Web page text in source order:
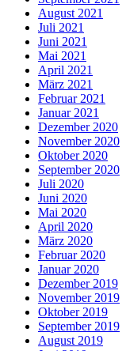
August 2021
Juli 2021
Juni 2021
Mai 2021
April 2021
März 2021
Februar 2021
Januar 2021
Dezember 2020
November 2020
Oktober 2020
September 2020
Juli 2020
Juni 2020
Mai 2020
April 2020
März 2020
Februar 2020
Januar 2020
Dezember 2019
November 2019
Oktober 2019
September 2019
August 2019